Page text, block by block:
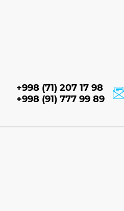
+998 (71) 207 17 98
+998 (91) 777 99 89